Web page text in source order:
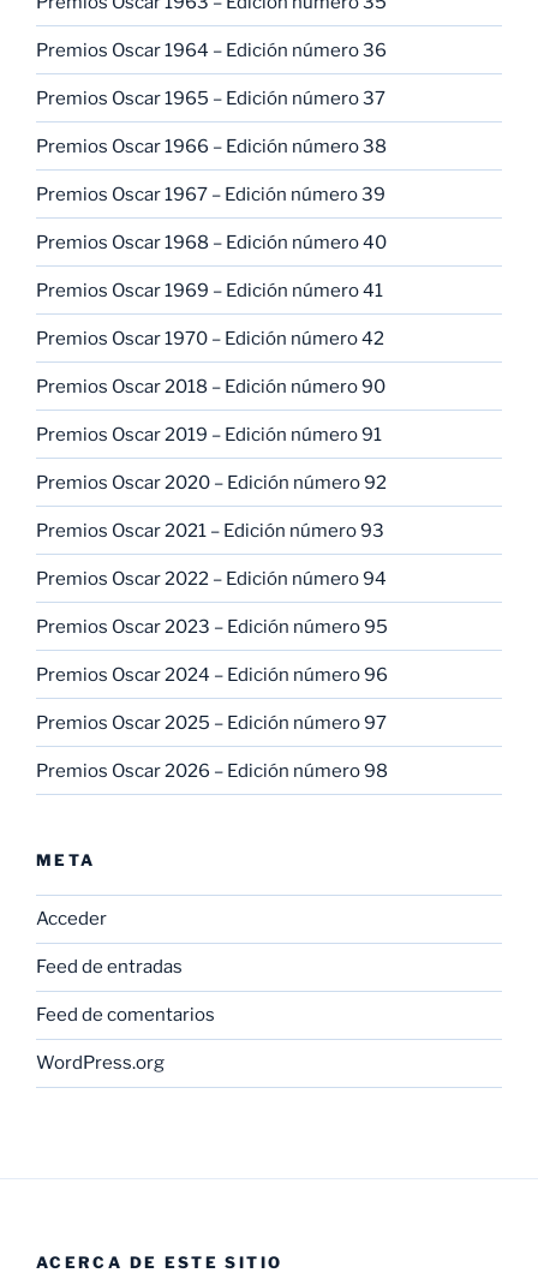
Premios Oscar 1964 – Edición número 36
Premios Oscar 1965 – Edición número 37
Premios Oscar 1966 – Edición número 38
Premios Oscar 1967 – Edición número 39
Premios Oscar 1968 – Edición número 40
Premios Oscar 1969 – Edición número 41
Premios Oscar 1970 – Edición número 42
Premios Oscar 2018 – Edición número 90
Premios Oscar 2019 – Edición número 91
Premios Oscar 2020 – Edición número 92
Premios Oscar 2021 – Edición número 93
Premios Oscar 2022 – Edición número 94
Premios Oscar 2023 – Edición número 95
Premios Oscar 2024 – Edición número 96
Premios Oscar 2025 – Edición número 97
Premios Oscar 2026 – Edición número 98
META
Acceder
Feed de entradas
Feed de comentarios
WordPress.org
ACERCA DE ESTE SITIO